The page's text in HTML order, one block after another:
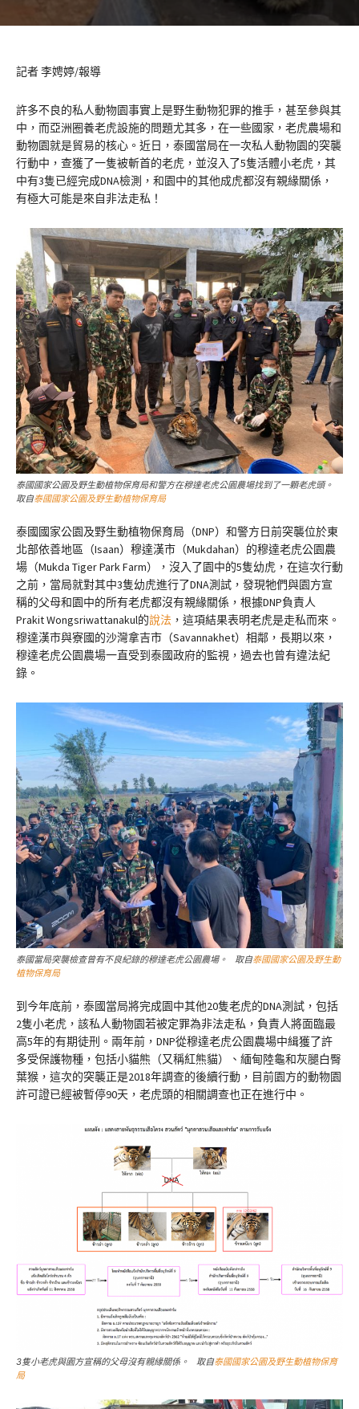
記者 李娉婷/報導
許多不良的私人動物園事實上是野生動物犯罪的推手，甚至參與其
中，而亞洲圈養老虎設施的問題尤其多，在一些國家，老虎農場和
動物園就是貿易的核心。近日，泰國當局在一次私人動物園的突襲
行動中，查獲了一隻被斬首的老虎，並沒入了5隻活體小老虎，其
中有3隻已經完成DNA檢測，和園中的其他成虎都沒有親緣關係，
有極大可能是來自非法走私！
泰國國家公園及野生動植物保育局和警方在穆達老虎公園農場找到了一顆老虎頭。
取自泰國國家公園及野生動植物保育局
泰國國家公園及野生動植物保育局（DNP）和警方日前突襲位於東
北部依善地區（Isaan）穆達漢市（Mukdahan）的穆達老虎公園農
場（Mukda Tiger Park Farm），沒入了園中的5隻幼虎，在這次行動
之前，當局就對其中3隻幼虎進行了DNA測試，發現牠們與園方宣
稱的父母和園中的所有老虎都沒有親緣關係，根據DNP負責人
Prakit Wongsriwattanakul的說法 ，這項結果表明老虎是走私而來。
穆達漢市與寮國的沙灣拿吉市（Savannakhet）相鄰，長期以來，
穆達老虎公園農場一直受到泰國政府的監視，過去也曾有違法紀
錄。
泰國當局突襲檢查曾有不良紀錄的穆達老虎公園農場。 取自泰國國家公園及野生動
植物保育局
到今年底前，泰國當局將完成園中其他20隻老虎的DNA測試，包括
2隻小老虎，該私人動物園若被定罪為非法走私，負責人將面臨最
高5年的有期徒刑。兩年前，DNP從穆達老虎公園農場中緝獲了許
多受保護物種，包括小貓熊（又稱紅熊貓）、緬甸陸龜和灰腿白臀
葉猴，這次的突襲正是2018年調查的後續行動，目前園方的動物園
許可證已經被暫停90天，老虎頭的相關調查也正在進行中。
3隻小老虎與園方宣稱的父母沒有親緣關係。 取自泰國國家公園及野生動植物保育
局